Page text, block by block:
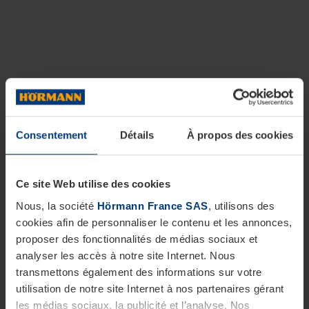
Consentement Détails À propos des cookies
Ce site Web utilise des cookies
Nous, la société Hörmann France SAS, utilisons des
cookies afin de personnaliser le contenu et les annonces,
proposer des fonctionnalités de médias sociaux et
analyser les accès à notre site Internet. Nous
transmettons également des informations sur votre
utilisation de notre site Internet à nos partenaires gérant
les médias sociaux, la publicité et l’analyse. Nos